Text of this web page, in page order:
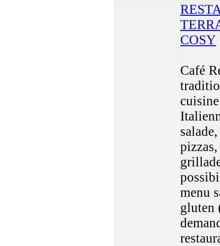
COSY
Café
cuisine
pizzas,
menu
gluten